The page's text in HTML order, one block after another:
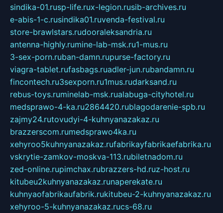
sindika-01.rusp-life.rux-legion.rusib-archives.ru
e-abis-1-c.rusindika01.ruvenda-festival.ru
store-brawlstars.rudooraleksandria.ru
antenna-highly.rumine-lab-msk.ru1-mus.ru
3-sex-porn.ruban-damn.rupurse-factory.ru
viagra-tablet.rufasbags.ruadler-jun.rubandamn.ru
fincontech.ru3sexporn.ru1mus.rudarksand.ru
rebus-toys.ruminelab-msk.rualabuga-cityhotel.ru
medsprawo-4-ka.ru2864420.rublagodarenie-spb.ru
zajmy24.rutovudyi-4-kuhnyanazakaz.ru
brazzerscom.rumedsprawo4ka.ru
xehyroo5kuhnyanazakaz.rufabrikayfabrikaefabrika.ru
vskrytie-zamkov-moskva-113.rubiletnadom.ru
zed-online.rupimchax.rubrazzers-hd.ruz-host.ru
kitubeu2kuhnyanazakaz.runaperekate.ru
kuhnyaofabrikaufabrik.rukitubeu-2-kuhnyanazakaz.ru
xehyroo-5-kuhnyanazakaz.rucs-68.ru